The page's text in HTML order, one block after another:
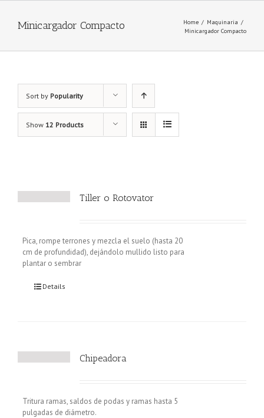
Minicargador Compacto Home / Maquinaria /
Minicargador Compacto
Sort by Popularity
Show 12 Products
Tiller o Rotovator
Pica, rompe terrones y mezcla el suelo (hasta 20
cm de profundidad), dejándolo mullido listo para
plantar o sembrar
Details
Chipeadora
Tritura ramas, saldos de podas y ramas hasta 5
pulgadas de diámetro.